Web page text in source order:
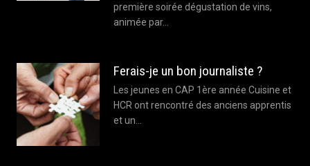
première soirée dégustation de vins,
animée par…
Ferais-je un bon journaliste ?
Les jeunes en CAP 1ère année Cuisine et
HCR ont rencontré des anciens apprentis
et un…